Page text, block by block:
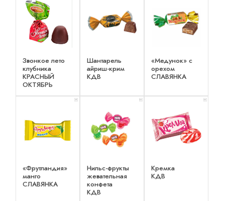
Звонкое лето
клубника
КРАСНЫЙ
ОКТЯБРЬ
Шантарель
айриш-крим
КДВ
«Медунок» с
орехом
СЛАВЯНКА
x 1
«Фрутландия»
манго
СЛАВЯНКА
Нильс-фрукты
жевательная
конфета
КДВ
Кремка
КДВ